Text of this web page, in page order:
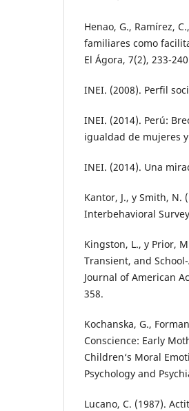
Henao, G., Ramírez,
familiares como
El Ágora, 7(2), 233-
INEI. (2008). Perfil
INEI. (2014). Perú:
igualdad de mujeres
INEI. (2014). Una
Kantor, J., y Smith, N.
Interbehavioral
Kingston, L., y Prior,
Transient, and
Journal of American
358.
Kochanska, G.,
Conscience: Early
Children‘s Moral
Psychology and
Lucano, C. (1987).